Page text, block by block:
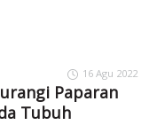
16 Agu 2022
Paparan
Tubuh